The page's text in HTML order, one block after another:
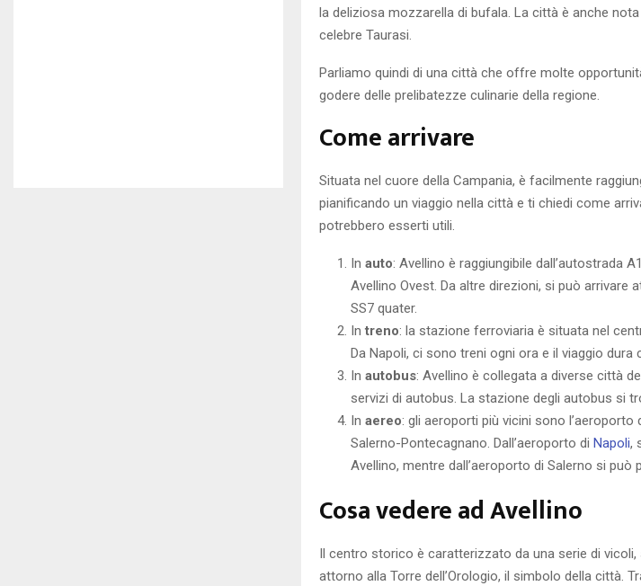
la deliziosa mozzarella di bufala. La città è anche
celebre Taurasi.
Parliamo quindi di una città che offre molte
godere delle prelibatezze culinarie della regione.
Come arrivare
Situata nel cuore della Campania, è facilmente
pianificando un viaggio nella città e ti chiedi come
potrebbero esserti utili.
In auto: Avellino è raggiungibile dall’autostrada
Avellino Ovest. Da altre direzioni, si può arrivare
SS7 quater.
In treno: la stazione ferroviaria è situata nel
Da Napoli, ci sono treni ogni ora e il viaggio dura
In autobus: Avellino è collegata a diverse città
servizi di autobus. La stazione degli autobus si
In aereo: gli aeroporti più vicini sono
Salerno-Pontecagnano. Dall’aeroporto di Napoli,
Avellino, mentre dall’aeroporto di Salerno si può
Cosa vedere ad Avellino
Il centro storico è caratterizzato da una serie di
attorno alla Torre dell’Orologio, il simbolo della città.